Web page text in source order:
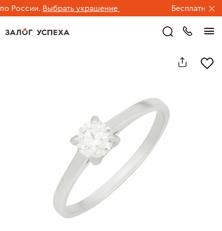
России. Выбрать украшение Бесплатная